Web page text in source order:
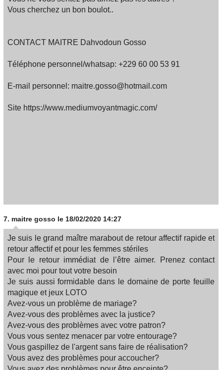
Vous cherchez un bon boulot..
CONTACT MAITRE Dahvodoun Gosso
Téléphone personnel/whatsap: +229 60 00 53 91
E-mail personnel: maitre.gosso@hotmail.com
Site https://www.mediumvoyantmagic.com/
7. maitre gosso le 18/02/2020 14:27
Je suis le grand maître marabout de retour affectif rapide et
retour affectif et pour les femmes stériles
Pour le retour immédiat de l’être aimer. Prenez contact
avec moi pour tout votre besoin
Je suis aussi formidable dans le domaine de porte feuille
magique et jeux LOTO
Avez-vous un problème de mariage?
Avez-vous des problèmes avec la justice?
Avez-vous des problèmes avec votre patron?
Vous vous sentez menacer par votre entourage?
Vous gaspillez de l'argent sans faire de réalisation?
Vous avez des problèmes pour accoucher?